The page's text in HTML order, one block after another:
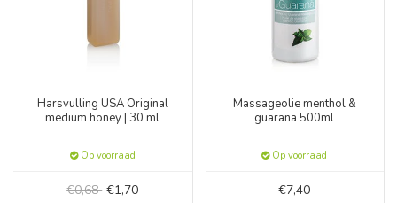
Harsvulling USA Original
medium honey | 30 ml
Op voorraad
€0,68 €1,70
Massageolie menthol &
guarana 500ml
Op voorraad
€7,40